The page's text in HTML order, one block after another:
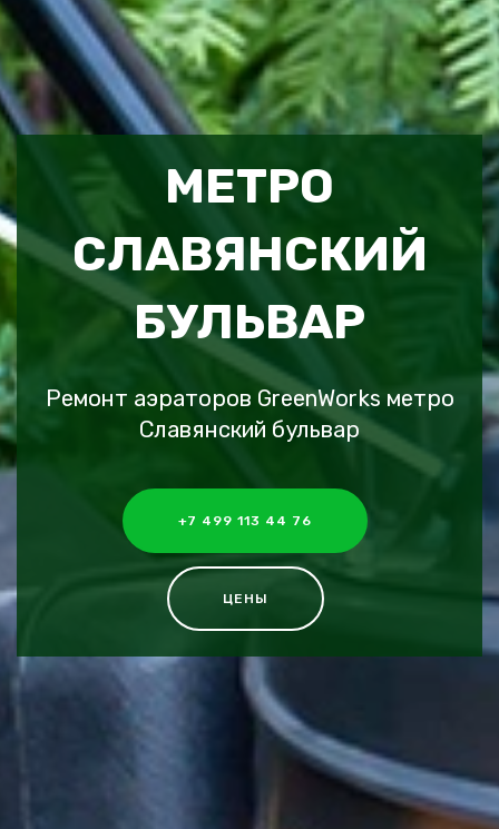
МЕТРО
СЛАВЯНСКИЙ
БУЛЬВАР
Ремонт аэраторов GreenWorks метро
Славянский бульвар
+7 499 113 44 76
ЦЕНЫ